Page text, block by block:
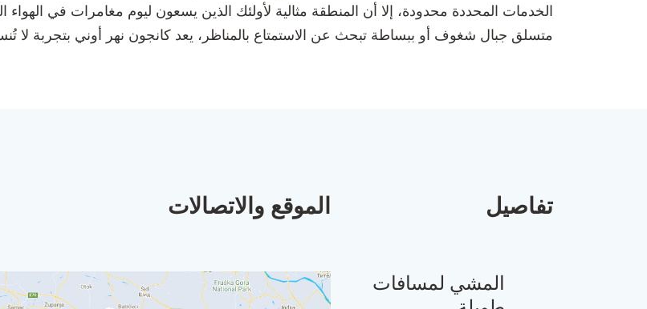
الخدمات المحددة محدودة، إلا أن المنطقة مثالية لأولئك الذين يسعون ليوم مغامرات في
متسلق جبال شغوف أو ببساطة تبحث عن الاستمتاع بالمناظر، يعد كانجون نهر أوني بتجربة لا
تفاصيل
المشي لمسافات
الموقع والاتصالات